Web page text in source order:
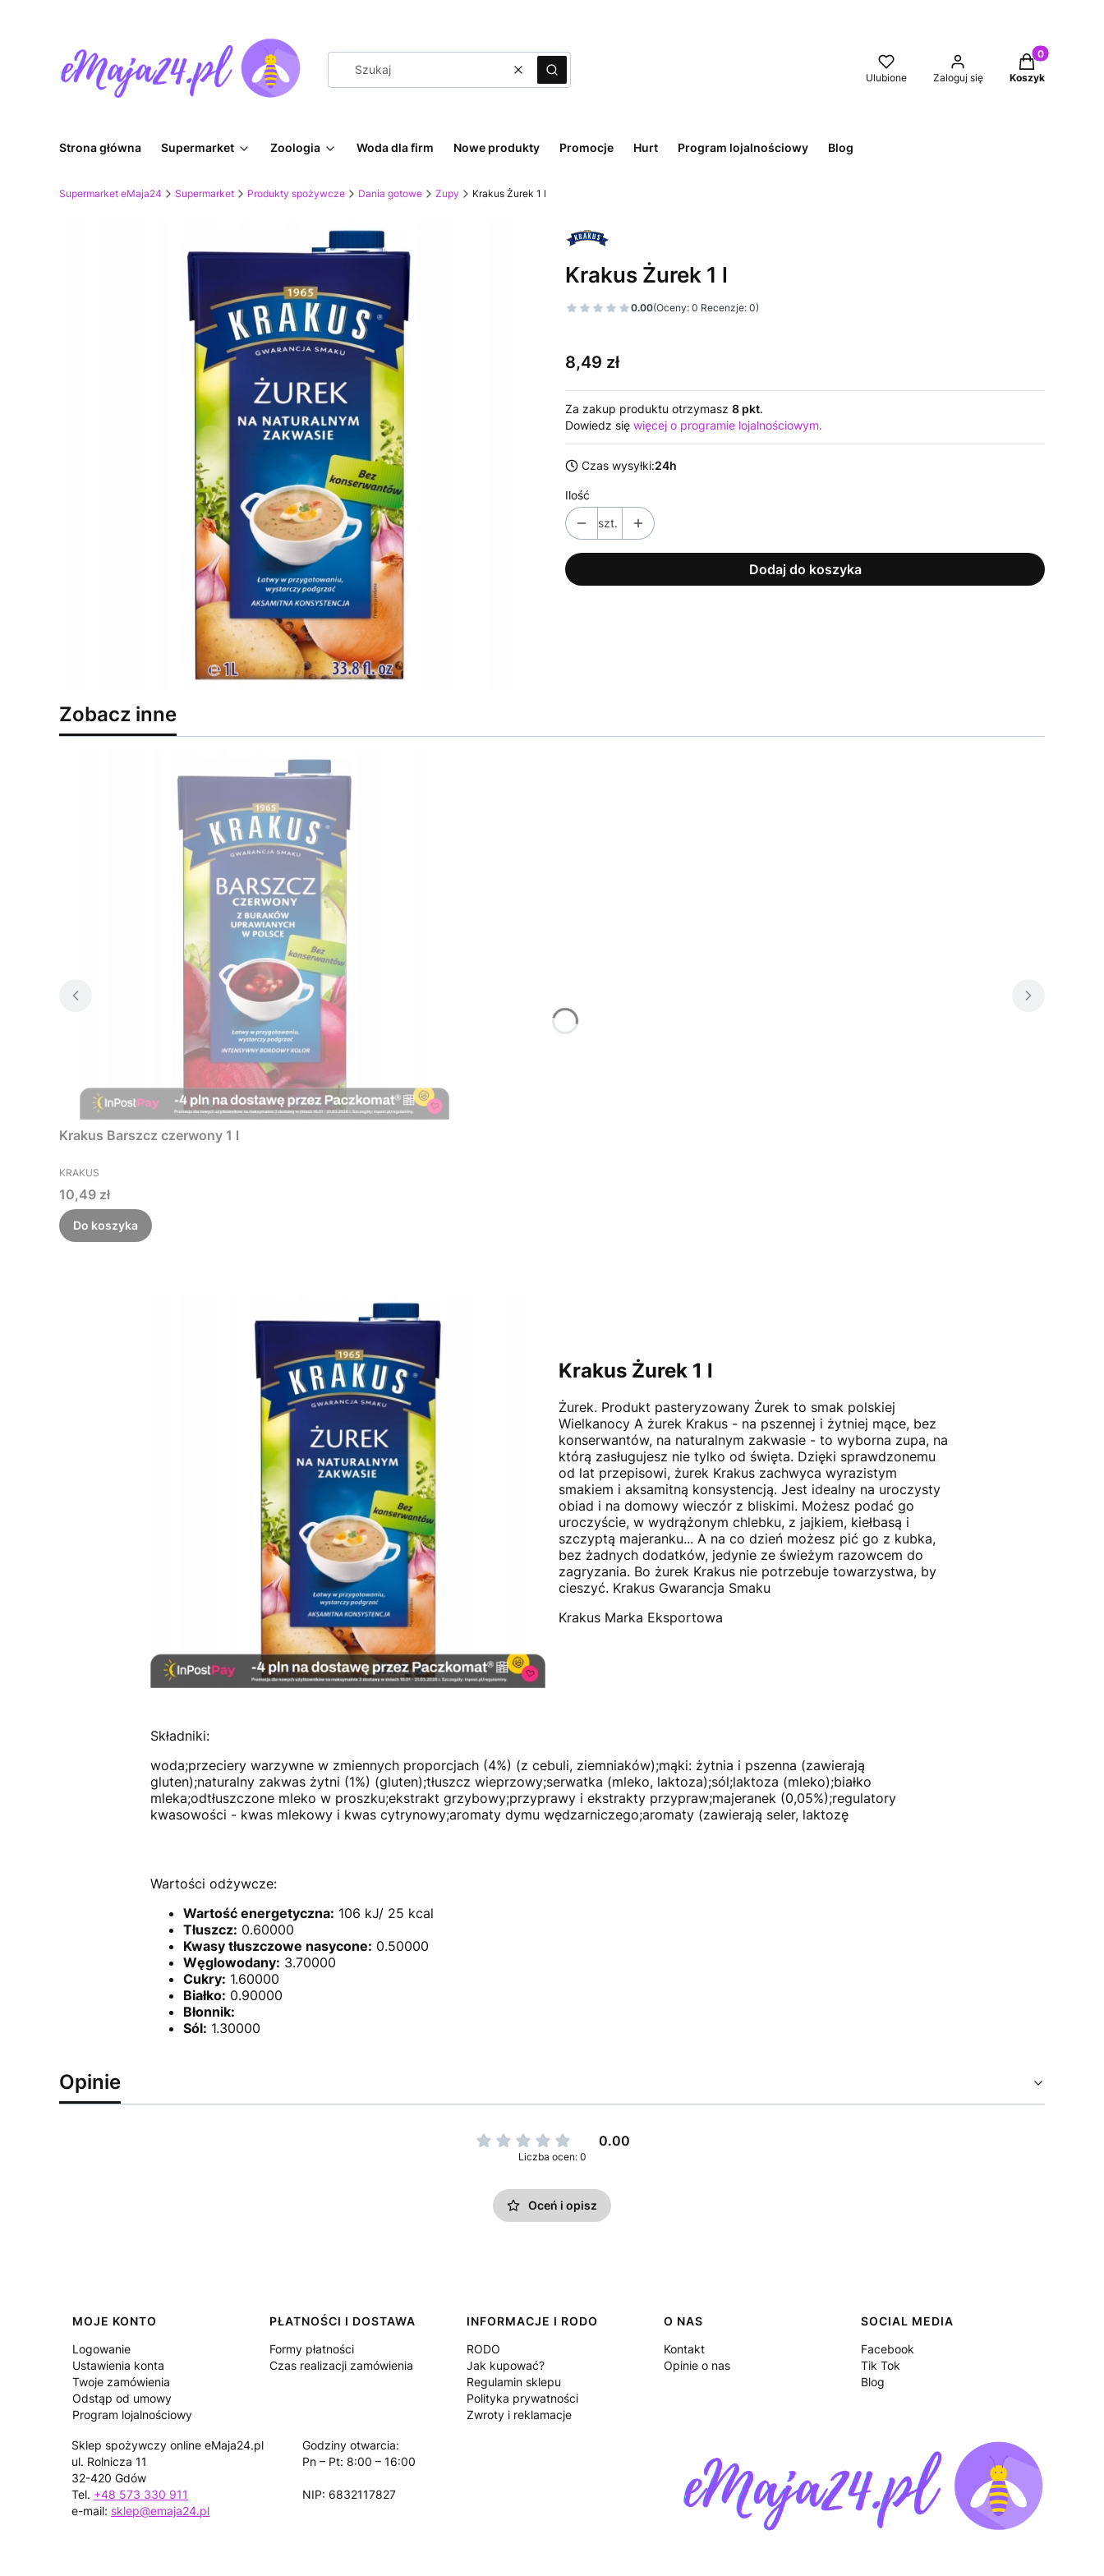
WyczyśćSzukaj Ulubione Zaloguj się
Produkty w
Koszyk
Strona główna Supermarket Zoologia Woda dla firm Nowe produkty Promocje Hurt Program lojalnościowy Blog
Supermarket eMaja24 Supermarket Produkty spożywcze Dania gotowe Zupy Krakus Żurek 1 l
Krakus Żurek 1 l
0.00(Oceny: 0 Recenzje: 0)
Cena
8,49 zł
Za zakup produktu otrzymasz 8 pkt.
Dowiedz się więcej o programie lojalnościowym.
Czas wysyłki:24h
Ilość
szt.
Dodaj do koszyka
Zobacz inne
Krakus Barszcz czerwony 1 l
PRODUCENT
KRAKUS
Cena
10,49 zł
Do koszyka
Krakus Żurek 1 l
Żurek. Produkt pasteryzowany Żurek to smak polskiej
Wielkanocy A żurek Krakus - na pszennej i żytniej mące, bez
konserwantów, na naturalnym zakwasie - to wyborna zupa, na
którą zasługujesz nie tylko od święta. Dzięki sprawdzonemu
od lat przepisowi, żurek Krakus zachwyca wyrazistym
smakiem i aksamitną konsystencją. Jest idealny na uroczysty
obiad i na domowy wieczór z bliskimi. Możesz podać go
uroczyście, w wydrążonym chlebku, z jajkiem, kiełbasą i
szczyptą majeranku... A na co dzień możesz pić go z kubka,
bez żadnych dodatków, jedynie ze świeżym razowcem do
zagryzania. Bo żurek Krakus nie potrzebuje towarzystwa, by
cieszyć. Krakus Gwarancja Smaku
Krakus Marka Eksportowa
Składniki:
woda;przeciery warzywne w zmiennych proporcjach (4%) (z cebuli, ziemniaków);mąki: żytnia i pszenna (zawierają
gluten);naturalny zakwas żytni (1%) (gluten);tłuszcz wieprzowy;serwatka (mleko, laktoza);sól;laktoza (mleko);białko
mleka;odtłuszczone mleko w proszku;ekstrakt grzybowy;przyprawy i ekstrakty przypraw;majeranek (0,05%);regulatory
kwasowości - kwas mlekowy i kwas cytrynowy;aromaty dymu wędzarniczego;aromaty (zawierają seler, laktozę
Wartości odżywcze:
Wartość energetyczna: 106 kJ/ 25 kcal
Tłuszcz: 0.60000
Kwasy tłuszczowe nasycone: 0.50000
Węglowodany: 3.70000
Cukry: 1.60000
Białko: 0.90000
Błonnik:
Sól: 1.30000
Opinie
0.00
Liczba ocen: 0
Oceń i opisz
Linki w stopce
MOJE KONTO
Logowanie
Ustawienia konta
Twoje zamówienia
Odstąp od umowy
Program lojalnościowy
PŁATNOŚCI I DOSTAWA
Formy płatności
Czas realizacji zamówienia
INFORMACJE I RODO
RODO
Jak kupować?
Regulamin sklepu
Polityka prywatności
Zwroty i reklamacje
O NAS
Kontakt
Opinie o nas
SOCIAL MEDIA
Facebook
Tik Tok
Blog
Sklep spożywczy online eMaja24.pl
ul. Rolnicza 11
32-420 Gdów
Tel. +48 573 330 911
e-mail: sklep@emaja24.pl
Godziny otwarcia:
Pn – Pt: 8:00 – 16:00
NIP: 6832117827